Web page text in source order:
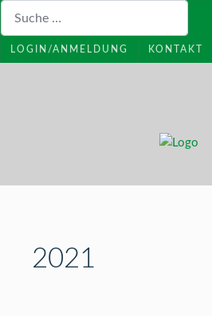
LOGIN/ANMELDUNG KONTAKT
2021